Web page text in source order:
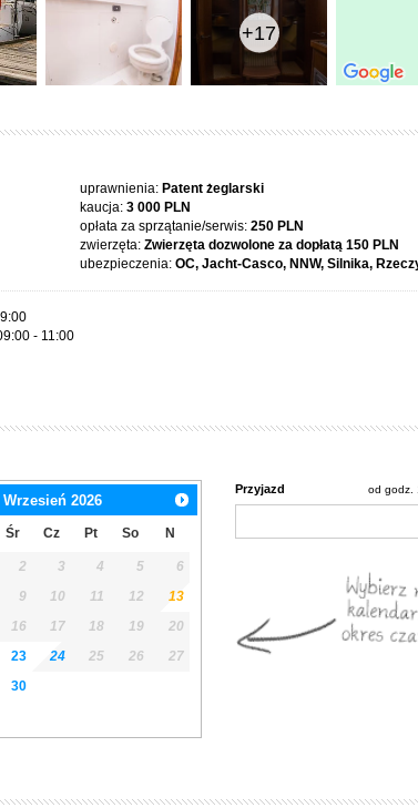
+17
uprawnienia: Patent żeglarski
kaucja: 3 000 PLN
opłata za sprzątanie/serwis: 250 PLN
zwierzęta: Zwierzęta dozwolone za dopłatą 150 PLN
ubezpieczenia: OC, Jacht-Casco, NNW, Silnika,
- 11:00
Wrzesień 2026
Śr Cz Pt So N
2 3 4 5
6
9 10 11 12
13
16 17 18 19
20
23 24 25 26
27
30
Przyjazd od godz.